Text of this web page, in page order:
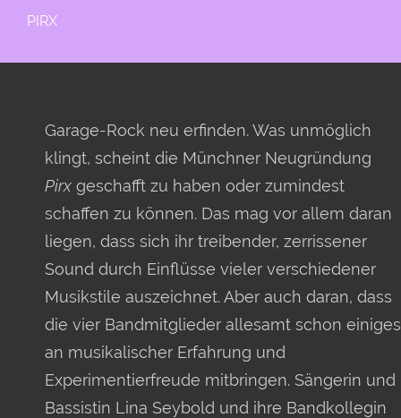
PIRX
Garage-Rock neu erfinden. Was unmöglich
klingt, scheint die Münchner Neugründung
Pirx geschafft zu haben oder zumindest
schaffen zu können. Das mag vor allem daran
liegen, dass sich ihr treibender, zerrissener
Sound durch Einflüsse vieler verschiedener
Musikstile auszeichnet. Aber auch daran, dass
die vier Bandmitglieder allesamt schon einiges
an musikalischer Erfahrung und
Experimentierfreude mitbringen. Sängerin und
Bassistin Lina Seybold und ihre Bandkollegin